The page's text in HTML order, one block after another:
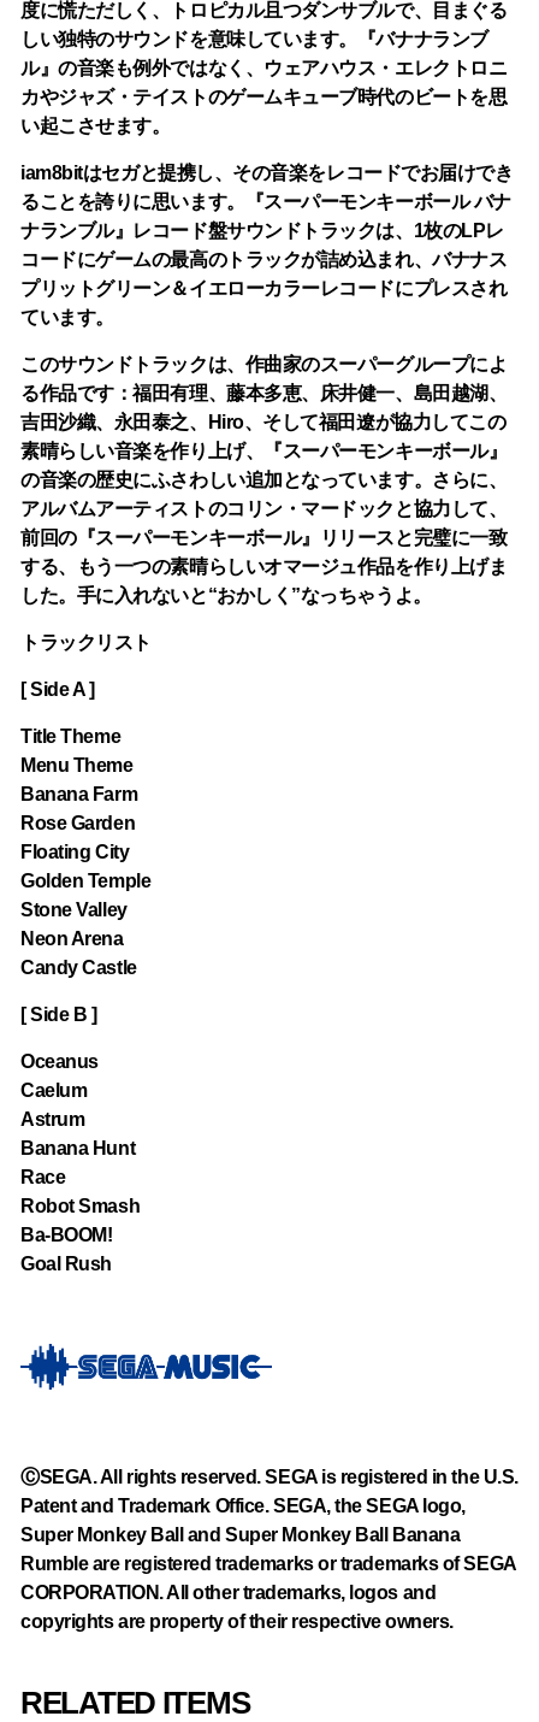
度に慌ただしく、トロピカル且つダンサブルで、目まぐる
しい独特のサウンドを意味しています。『バナナランブ
ル』の音楽も例外ではなく、ウェアハウス・エレクトロニ
カやジャズ・テイストのゲームキューブ時代のビートを思
い起こさせます。
iam8bitはセガと提携し、その音楽をレコードでお届けでき
ることを誇りに思います。『スーパーモンキーボール バナ
ナランブル』レコード盤サウンドトラックは、1枚のLPレ
コードにゲームの最高のトラックが詰め込まれ、バナナス
プリットグリーン＆イエローカラーレコードにプレスされ
ています。
このサウンドトラックは、作曲家のスーパーグループによ
る作品です：福田有理、藤本多恵、床井健一、島田越湖、
吉田沙織、永田泰之、Hiro、そして福田遼が協力してこの
素晴らしい音楽を作り上げ、『スーパーモンキーボール』
の音楽の歴史にふさわしい追加となっています。さらに、
アルバムアーティストのコリン・マードックと協力して、
前回の『スーパーモンキーボール』リリースと完璧に一致
する、もう一つの素晴らしいオマージュ作品を作り上げま
した。手に入れないと“おかしく”なっちゃうよ。
トラックリスト
[ Side A ]
Title Theme
Menu Theme
Banana Farm
Rose Garden
Floating City
Golden Temple
Stone Valley
Neon Arena
Candy Castle
[ Side B ]
Oceanus
Caelum
Astrum
Banana Hunt
Race
Robot Smash
Ba-BOOM!
Goal Rush
ⒸSEGA. All rights reserved. SEGA is registered in the U.S.
Patent and Trademark Office. SEGA, the SEGA logo,
Super Monkey Ball and Super Monkey Ball Banana
Rumble are registered trademarks or trademarks of SEGA
CORPORATION. All other trademarks, logos and
copyrights are property of their respective owners.
RELATED ITEMS